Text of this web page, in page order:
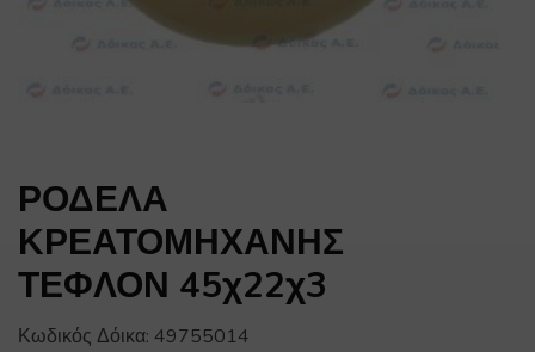
ΡΟΔΕΛΑ
ΚΡΕΑΤΟΜΗΧΑΝΗΣ
ΤΕΦΛΟΝ 45χ22χ3
Κωδικός Δόικα: 49755014